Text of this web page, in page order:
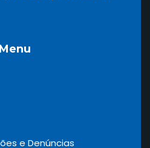
Menu
e Denúncias